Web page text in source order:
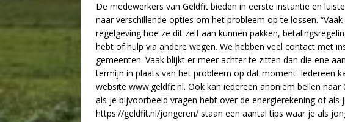
De medewerkers van Geldfit bieden in eerste instantie en
naar verschillende opties om het probleem op te lossen.
regelgeving hoe ze dit zelf aan kunnen pakken,
hebt of hulp via andere wegen. We hebben veel contact met
gemeenten. Vaak blijkt er meer achter te zitten dan die ene
termijn in plaats van het probleem op dat moment. Iedereen
website www.geldfit.nl. Ook kan iedereen anoniem bellen
als je bijvoorbeeld vragen hebt over de energierekening of als
https://geldfit.nl/jongeren/ staan een aantal tips waar je als